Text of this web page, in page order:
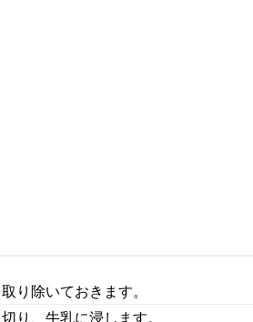
り除いておきます。
り、牛乳に浸します。